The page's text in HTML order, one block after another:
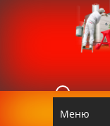
E-MAIL
Меню